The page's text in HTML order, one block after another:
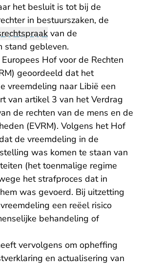
het besluit is tot bij de
in bestuurszaken, de
van de
stand gebleven.
Hof voor de Rechten
geoordeeld dat het
vreemdeling naar Libië een
van artikel 3 van het Verdrag
de rechten van de mens en de
(EVRM). Volgens het Hof
de vreemdeling in de
was komen te staan van
(het toenmalige regime
het strafproces dat in
was gevoerd. Bij uitzetting
een reëel risico
behandeling of
vervolgens om opheffing
en actualisering van